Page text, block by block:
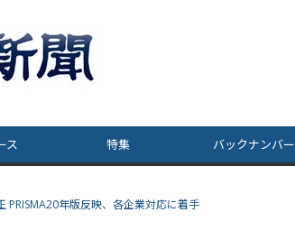
ス 特集 バックナンバー
PRISMA20年版反映、各企業対応に着手